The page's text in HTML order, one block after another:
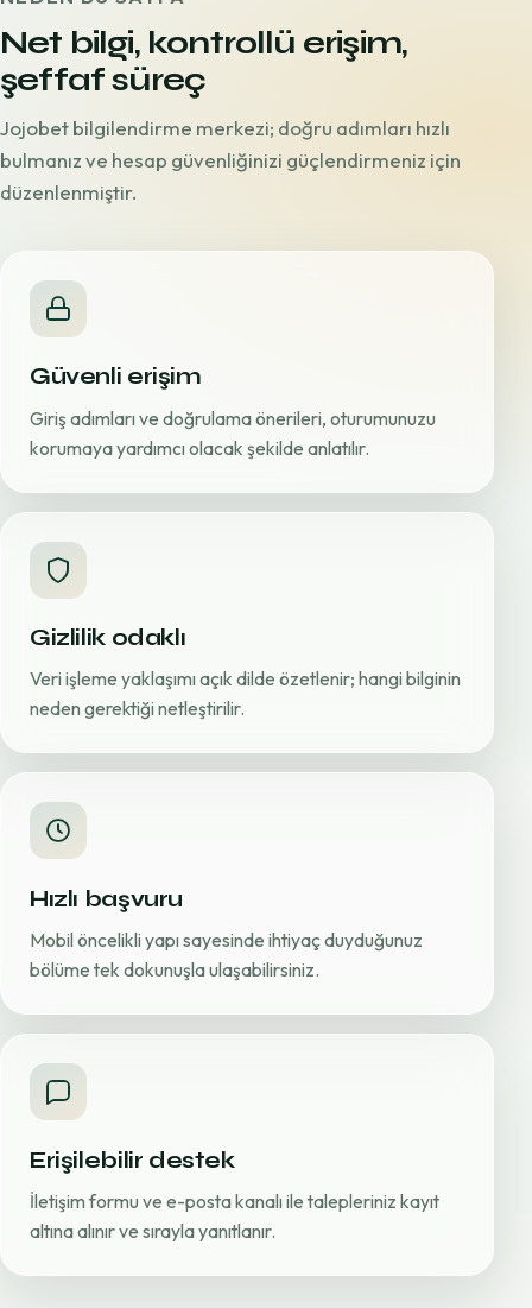
Net bilgi, kontrollü erişim,
şeffaf süreç
Jojobet bilgilendirme merkezi; doğru adımları hızlı
bulmanız ve hesap güvenliğinizi güçlendirmeniz için
düzenlenmiştir.
Güvenli erişim
Giriş adımları ve doğrulama önerileri, oturumunuzu
korumaya yardımcı olacak şekilde anlatılır.
Gizlilik odaklı
Veri işleme yaklaşımı açık dilde özetlenir; hangi bilginin
neden gerektiği netleştirilir.
Hızlı başvuru
Mobil öncelikli yapı sayesinde ihtiyaç duyduğunuz
bölüme tek dokunuşla ulaşabilirsiniz.
Erişilebilir destek
İletişim formu ve e-posta kanalı ile talepleriniz kayıt
altına alınır ve sırayla yanıtlanır.